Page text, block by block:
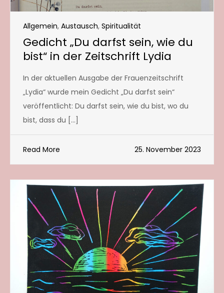
Allgemein, Austausch, Spiritualität
Gedicht „Du darfst sein, wie du
bist“ in der Zeitschrift Lydia
In der aktuellen Ausgabe der Frauenzeitschrift
„Lydia“ wurde mein Gedicht „Du darfst sein“
veröffentlicht: Du darfst sein, wie du bist, wo du
bist, dass du […]
Read More 25. November 2023